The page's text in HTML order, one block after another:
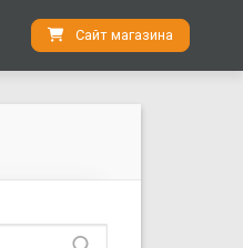
Сайт магазина